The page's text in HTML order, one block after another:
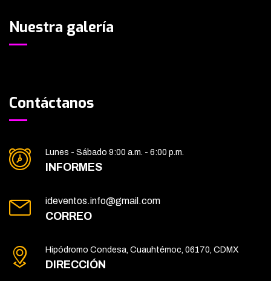
Nuestra galería
Contáctanos
Lunes - Sábado 9:00 a.m. - 6:00 p.m.
INFORMES
ideventos.info@gmail.com
CORREO
Hipódromo Condesa, Cuauhtémoc, 06170, CDMX
DIRECCIÓN